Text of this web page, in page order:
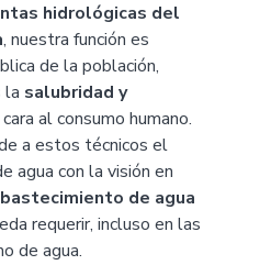
hidrológicas del
, nuestra función es
de la población,
la salubridad y
al consumo humano.
a estos técnicos el
agua con la visión en
de agua
requerir, incluso en las
de agua.